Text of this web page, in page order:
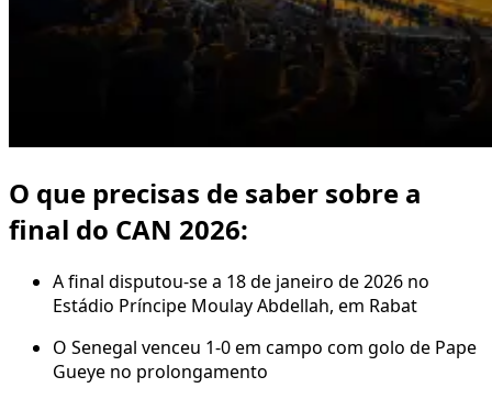
O que precisas de saber sobre a
final do CAN 2026:
A final disputou-se a 18 de janeiro de 2026 no
Estádio Príncipe Moulay Abdellah, em Rabat
O Senegal venceu 1-0 em campo com golo de Pape
Gueye no prolongamento